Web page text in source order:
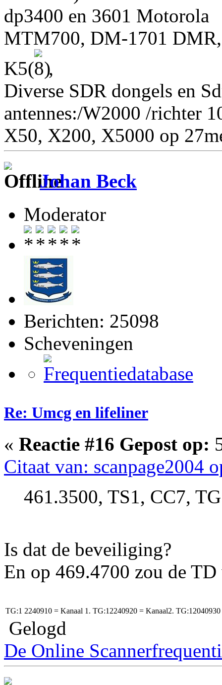
dp3400 en 3601 Motorola
MTM700, DM-1701
K5(
,
Diverse SDR dongels en
antennes:/W2000 /richter
X50, X200, X5000 op
Johan Beck
Moderator
Berichten: 25098
Scheveningen
Re: Umcg en lifeliner
« Reactie #16 Gepost op:
Citaat van: scanpage2004
461.3500, TS1, CC7,
Is dat de beveiliging?
En op 469.4700 zou de
TG:1 2240910 = Kanaal 1. TG:12240920 = Kanaal2.
Gelogd
De Online